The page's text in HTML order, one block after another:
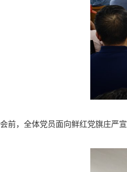
会前，全体党员面向鲜红党旗庄严